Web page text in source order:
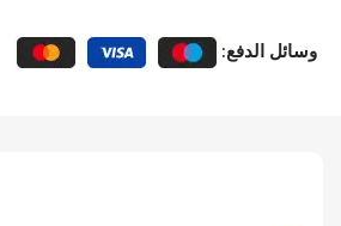
وسائل الدفع: